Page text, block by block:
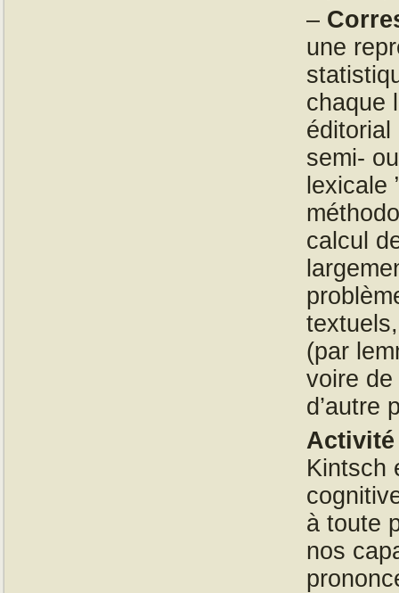
–
une
chaque
éditorial
semi-
calcul
(par
voire de
d’autre
Kintsch
à toute
nos